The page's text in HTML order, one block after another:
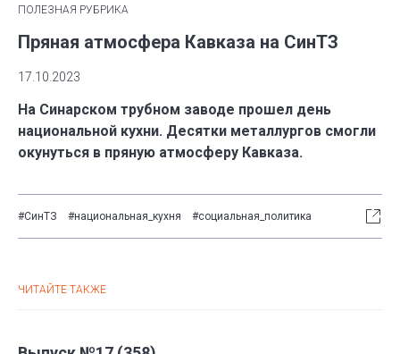
ПОЛЕЗНАЯ РУБРИКА
Пряная атмосфера Кавказа на СинТЗ
17.10.2023
На Синарском трубном заводе прошел день
национальной кухни. Десятки металлургов смогли
окунуться в пряную атмосферу Кавказа.
#СинТЗ #национальная_кухня #социальная_политика
ЧИТАЙТЕ ТАКЖЕ